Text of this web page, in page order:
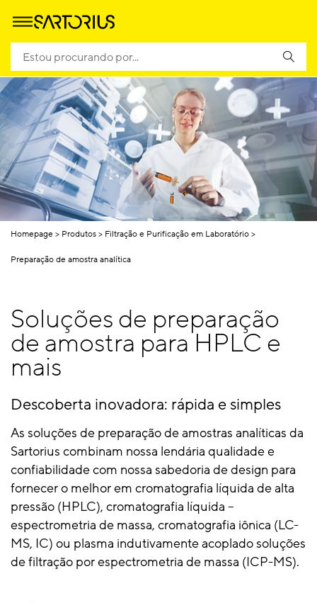
Homepage Produtos Filtração e Purificação em Laboratório
Preparação de amostra analítica
Soluções de preparação
de amostra para HPLC e
mais
Descoberta inovadora: rápida e simples
As soluções de preparação de amostras analíticas da
Sartorius combinam nossa lendária qualidade e
confiabilidade com nossa sabedoria de design para
fornecer o melhor em cromatografia líquida de alta
pressão (HPLC), cromatografia líquida –
espectrometria de massa, cromatografia iônica (LC-
MS, IC) ou plasma indutivamente acoplado soluções
de filtração por espectrometria de massa (ICP-MS).